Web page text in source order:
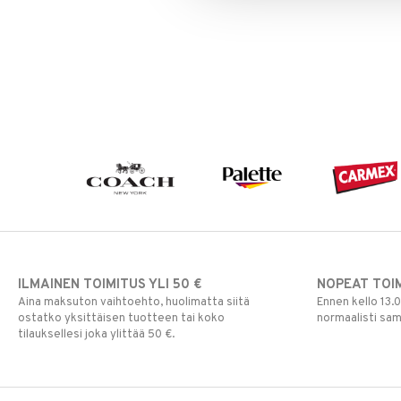
ILMAINEN TOIMITUS YLI 50 €
Aina maksuton vaihtoehto, huolimatta siitä
ostatko yksittäisen tuotteen tai koko
tilauksellesi joka ylittää 50 €.
NOPEAT
Ennen kello
normaalisti